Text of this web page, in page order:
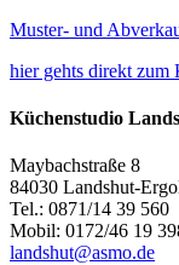
Muster- und
hier gehts direkt zum
Küchenstudio
Maybachstraße 8
84030 Landshut-
Tel.: 0871/14 39 560
Mobil: 0172/46 19
landshut@asmo.de